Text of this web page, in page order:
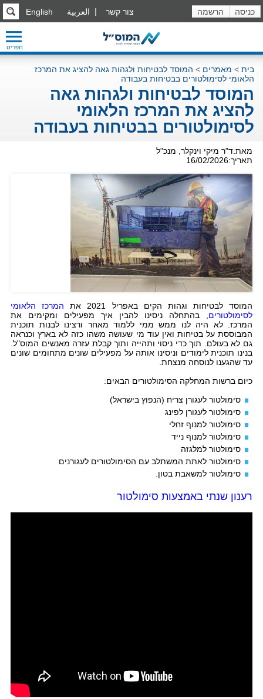
כניסה הרשמה English العربية צור קשר
תפריט
בית > מאמרים > המוסד לבטיחות ולגהות גאה להציג את המרכז
הלאומי לסימולטורים בבטיחות בעבודה
המוסד לבטיחות ולגהות גאה
להציג את המרכז הלאומי
לסימולטורים בבטיחות בעבודה
מאת:ד"ר מיקי וינקלר, מנכ"ל
תאריך:16/02/2026
המוסד לבטיחות וגהות הקים באפריל 2021 את
המרכז הלאומי
לסימולטורים , בהתחלה ניסינו להבין איך מפעילים ומקימים את
המרכז.לא היה לנו ממש ממי ללמוד מאחר ורצינו לבנות תוכנית
המבוססת על בטיחות ואין עוד מי שעושה משהו כזה לא בארץ וכנראה
גם לא בעולם. תוך כדי ניסוי ותהייה ותוך קבלת עזרה מאנשים המוס"ל.
בנינו תוכנית לימודים וניסינו אותה על מפעילים שונים מתחומים שונים
עד שהגענו לנוסחה מנצחת.
כיום ברשות המחלקה הסימולטורים הבאים:
סימולטור לעגורן צריח (הנפוץ בישראל)
סימולטור לעגורן לפינג
סימולטור למנוף זחלי
סימולטור למנוף נייד
סימולטור למלגזה
סימולטור לאתת המשתלב עם הסימולטורים לעגורנים
סימולטור למשאבת בטון.
רענון שנתי באמצעות סימולטור